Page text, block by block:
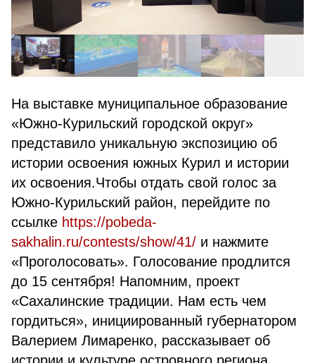
На выставке муниципальное образование
«Южно-Курильский городской округ»
представило уникальную экспозицию об
истории освоения южных Курил и истории
их освоения.Чтобы отдать свой голос за
Южно-Курильский район, перейдите по
ссылке https://pobeda-
sakhalin.ru/contests/show/41/ и нажмите
«Проголосовать». Голосование продлится
до 15 сентября! Напомним, проект
«Сахалинские традиции. Нам есть чем
гордиться», инициированный губернатором
Валерием Лимаренко, рассказывает об